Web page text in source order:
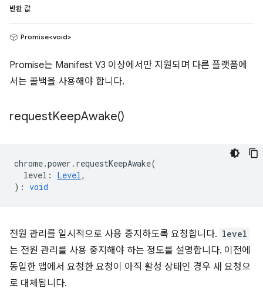
반환 값
Promise<void>
Promise는 Manifest V3 이상에서만 지원되며 다른 플랫폼에
서는 콜백을 사용해야 합니다.
requestKeepAwake()
chrome.power . requestKeepAwake(
level : Level,
) : void
전원 관리를 일시적으로 사용 중지하도록 요청합니다. level
는 전원 관리를 사용 중지해야 하는 정도를 설명합니다. 이전에
동일한 앱에서 요청한 요청이 아직 활성 상태인 경우 새 요청으
로 대체됩니다.